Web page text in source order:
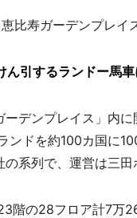
比寿ガーデンプレイ
ん引するランドー馬
デンプレイス」内
ンドを約100カ国に
系列で、運営は三
階の28フロア計7万